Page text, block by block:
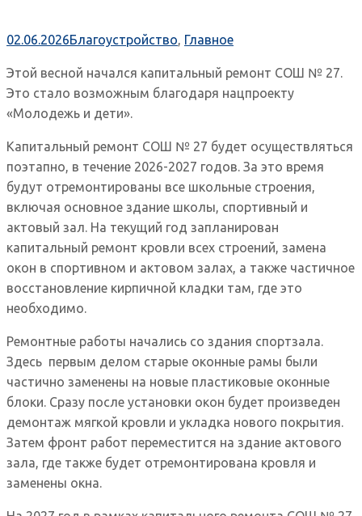
02.06.2026Благоустройство, Главное
Этой весной начался капитальный ремонт СОШ № 27.
Это стало возможным благодаря нацпроекту
«Молодежь и дети».
Капитальный ремонт СОШ № 27 будет осуществляться
поэтапно, в течение 2026-2027 годов. За это время
будут отремонтированы все школьные строения,
включая основное здание школы, спортивный и
актовый зал. На текущий год запланирован
капитальный ремонт кровли всех строений, замена
окон в спортивном и актовом залах, а также частичное
восстановление кирпичной кладки там, где это
необходимо.
Ремонтные работы начались со здания спортзала.
Здесь первым делом старые оконные рамы были
частично заменены на новые пластиковые оконные
блоки. Сразу после установки окон будет произведен
демонтаж мягкой кровли и укладка нового покрытия.
Затем фронт работ переместится на здание актового
зала, где также будет отремонтирована кровля и
заменены окна.